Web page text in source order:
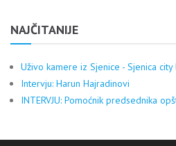
NAJČITANIJE
Uživo kamere iz Sjenice - Sjenica
Intervju: Harun Hajradinovi
INTERVJU: Pomoćnik predsednika